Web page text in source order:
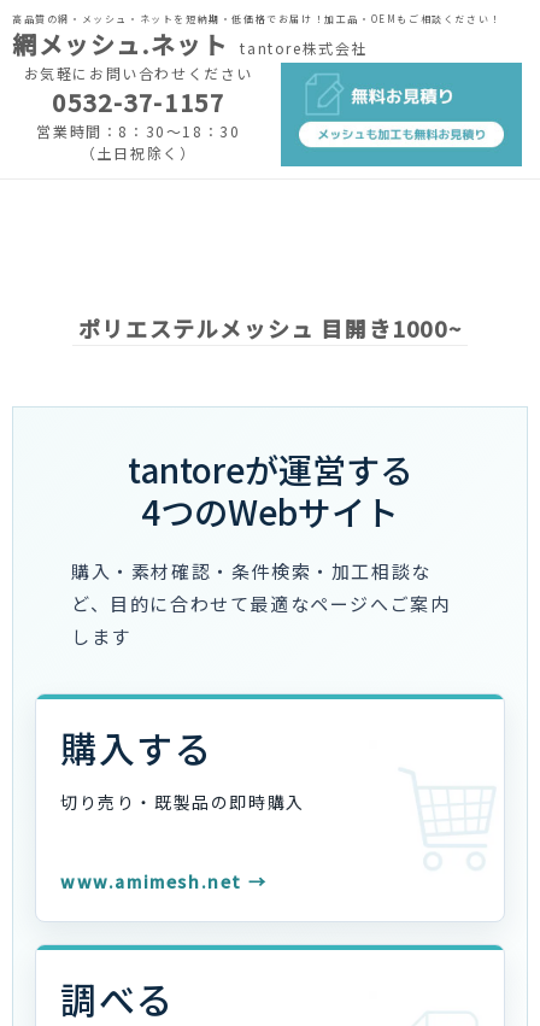
高品質の網・メッシュ・ネットを短納期・低価格でお届け！加工品・OEMもご相談ください！
網メッシュ.ネット
tantore株式会社
お気軽にお問い合わせください
0532-37-1157
営業時間：8：30～18：30
（土日祝除く）
ポリエステルメッシュ 目開き1000~
tantoreが運営する
4つのWebサイト
購入・素材確認・条件検索・加工相談な
ど、目的に合わせて最適なページへご案内
します
購入する
切り売り・既製品の即時購入
www.amimesh.net →
調べる